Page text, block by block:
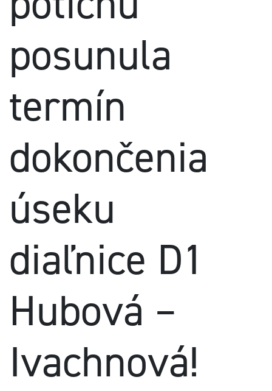
posunula
termín
dokončenia
úseku
diaľnice D1
Hubová –
Ivachnová!